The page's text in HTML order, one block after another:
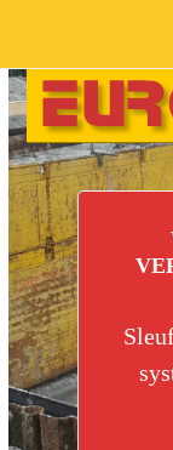
content
Open
mobile
menu
Close
mobile
menu